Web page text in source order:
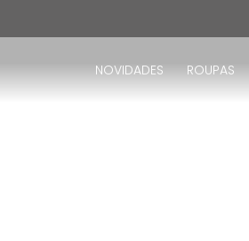
NOVIDADES ROUPAS